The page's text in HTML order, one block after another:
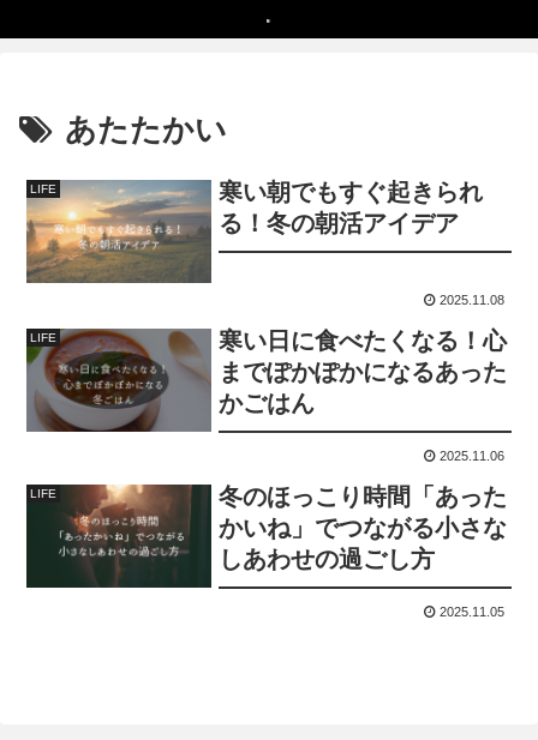
あたたかい
LIFE
寒い朝でもすぐ起きられ
る！冬の朝活アイデア
2025.11.08
LIFE
寒い日に食べたくなる！心
までぽかぽかになるあった
かごはん
2025.11.06
LIFE
冬のほっこり時間「あった
かいね」でつながる小さな
しあわせの過ごし方
2025.11.05